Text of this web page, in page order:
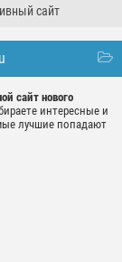
сайт
сайт нового
интересные и
лучшие попадают